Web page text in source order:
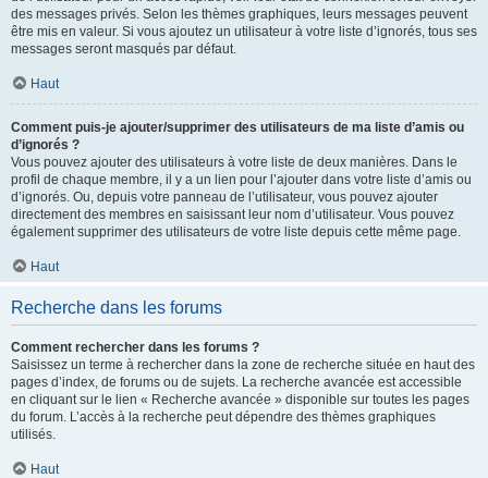
des messages privés. Selon les thèmes graphiques, leurs messages peuvent
être mis en valeur. Si vous ajoutez un utilisateur à votre liste d’ignorés, tous ses
messages seront masqués par défaut.
Haut
Comment puis-je ajouter/supprimer des utilisateurs de ma liste d’amis ou
d’ignorés ?
Vous pouvez ajouter des utilisateurs à votre liste de deux manières. Dans le
profil de chaque membre, il y a un lien pour l’ajouter dans votre liste d’amis ou
d’ignorés. Ou, depuis votre panneau de l’utilisateur, vous pouvez ajouter
directement des membres en saisissant leur nom d’utilisateur. Vous pouvez
également supprimer des utilisateurs de votre liste depuis cette même page.
Haut
Recherche dans les forums
Comment rechercher dans les forums ?
Saisissez un terme à rechercher dans la zone de recherche située en haut des
pages d’index, de forums ou de sujets. La recherche avancée est accessible
en cliquant sur le lien « Recherche avancée » disponible sur toutes les pages
du forum. L’accès à la recherche peut dépendre des thèmes graphiques
utilisés.
Haut